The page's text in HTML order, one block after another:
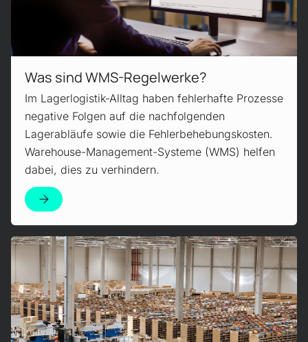
Was sind WMS-Regel­werke?
Im Lagerlogistik-Alltag haben fehlerhafte Prozesse
negative Folgen auf die nachfolgenden
Lagerabläufe sowie die Fehlerbehebungskosten.
Warehouse-Management-Systeme (WMS) helfen
dabei, dies zu verhindern.
Czytaj więcej!